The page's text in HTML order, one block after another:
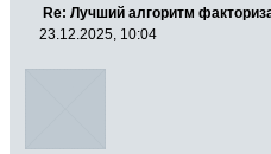
Re: Лучший алгоритм
23.12.2025, 10:04